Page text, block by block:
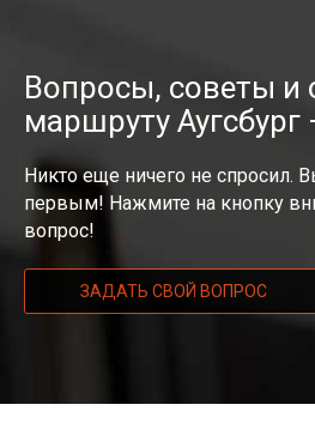
Вопросы, советы и
маршруту Аугсбург
Никто еще ничего не спросил.
первым! Нажмите на кнопку
вопрос!
ЗАДАТЬ СВОЙ ВОПРОС